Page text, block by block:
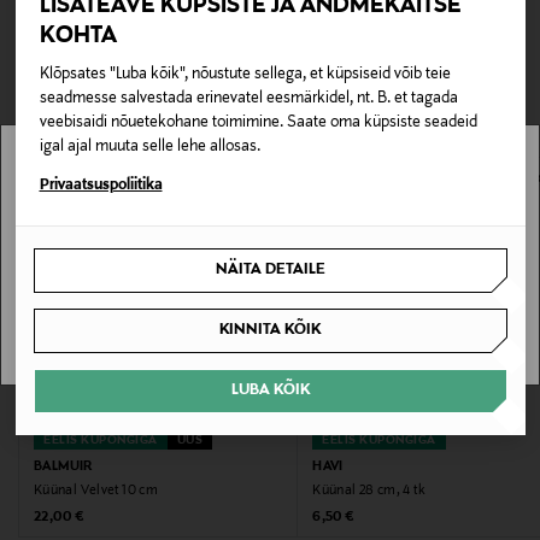
LISATEAVE KÜPSISTE JA ANDMEKAITSE
KOHTA
Klõpsates "Luba kõik", nõustute sellega, et küpsiseid võib teie
seadmesse salvestada erinevatel eesmärkidel, nt. B. et tagada
veebisaidi nõuetekohane toimimine. Saate oma küpsiste seadeid
igal ajal muuta selle lehe allosas.
Privaatsuspoliitika
NÄITA DETAILE
KINNITA KÕIK
LUBA KÕIK
178273930
Materjal
100% parafiin
Värv
430 SUN YELLOW
Suurus
Tootjamaa
POOLA
0,00 €
0,00 € – 4,90 €
TEISED KLIENDID
VAATASID KA
EELIS KUPONGIGA UUS
BALMUIR
Küünal Velvet 10 cm
Original Price
22,00 €
EELIS KUPONGIGA
HAVI
Küünal 28 cm, 4 tk
Original Price
6,50 €
Stockmann pole Sinu riigis saadaval.
SAAN ARU